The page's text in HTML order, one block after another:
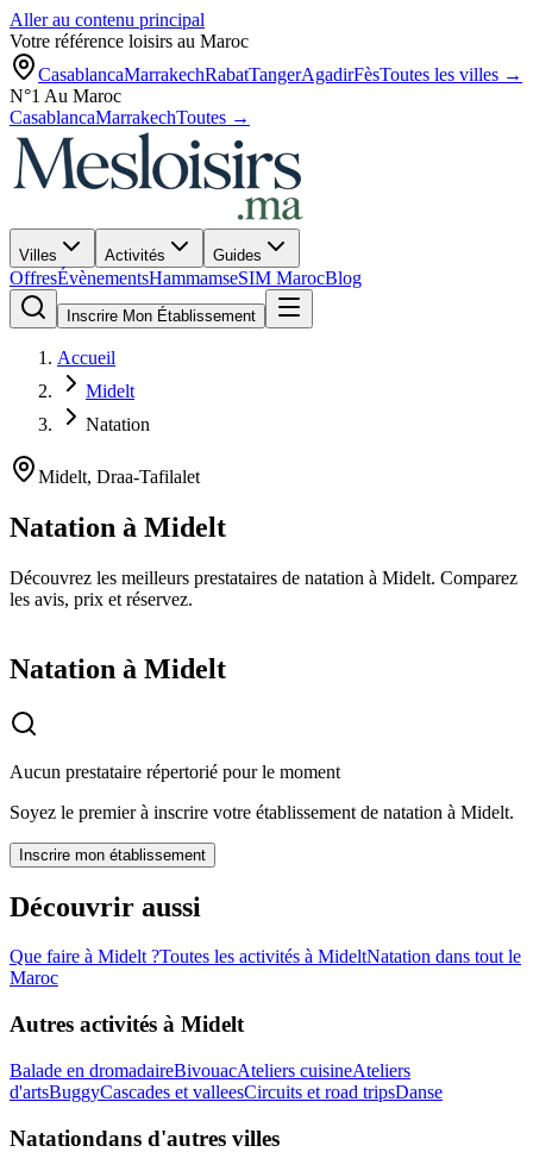
Aller au contenu principal
Votre référence loisirs au Maroc
CasablancaMarrakechRabatTangerAgadirFèsToutes les villes →
N°1 Au Maroc
CasablancaMarrakechToutes →
Villes Activités Guides
OffresÉvènementsHammamseSIM MarocBlog
Inscrire Mon Établissement
Accueil
Midelt
Natation
Midelt, Draa-Tafilalet
Natation à Midelt
Découvrez les meilleurs prestataires de natation à Midelt. Comparez
les avis, prix et réservez.
Natation à Midelt
Aucun prestataire répertorié pour le moment
Soyez le premier à inscrire votre établissement de natation à Midelt.
Inscrire mon établissement
Découvrir aussi
Que faire à Midelt?Toutes les activités à MideltNatation dans tout le
Maroc
Autres activités à Midelt
Balade en dromadaireBivouacAteliers cuisineAteliers
d'artsBuggyCascades et valleesCircuits et road tripsDanse
Natationdans d'autres villes